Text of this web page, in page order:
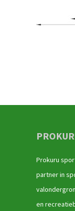
Prokuru
partner in
en